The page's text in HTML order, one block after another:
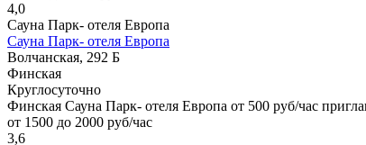
4,0
Сауна Парк- отеля Европа
Сауна Парк- отеля Европа
Волчанская, 292 Б
Финская
Круглосуточно
Финская Сауна Парк- отеля Европа от 500 руб/час
от 1500 до 2000 руб/час
3,6